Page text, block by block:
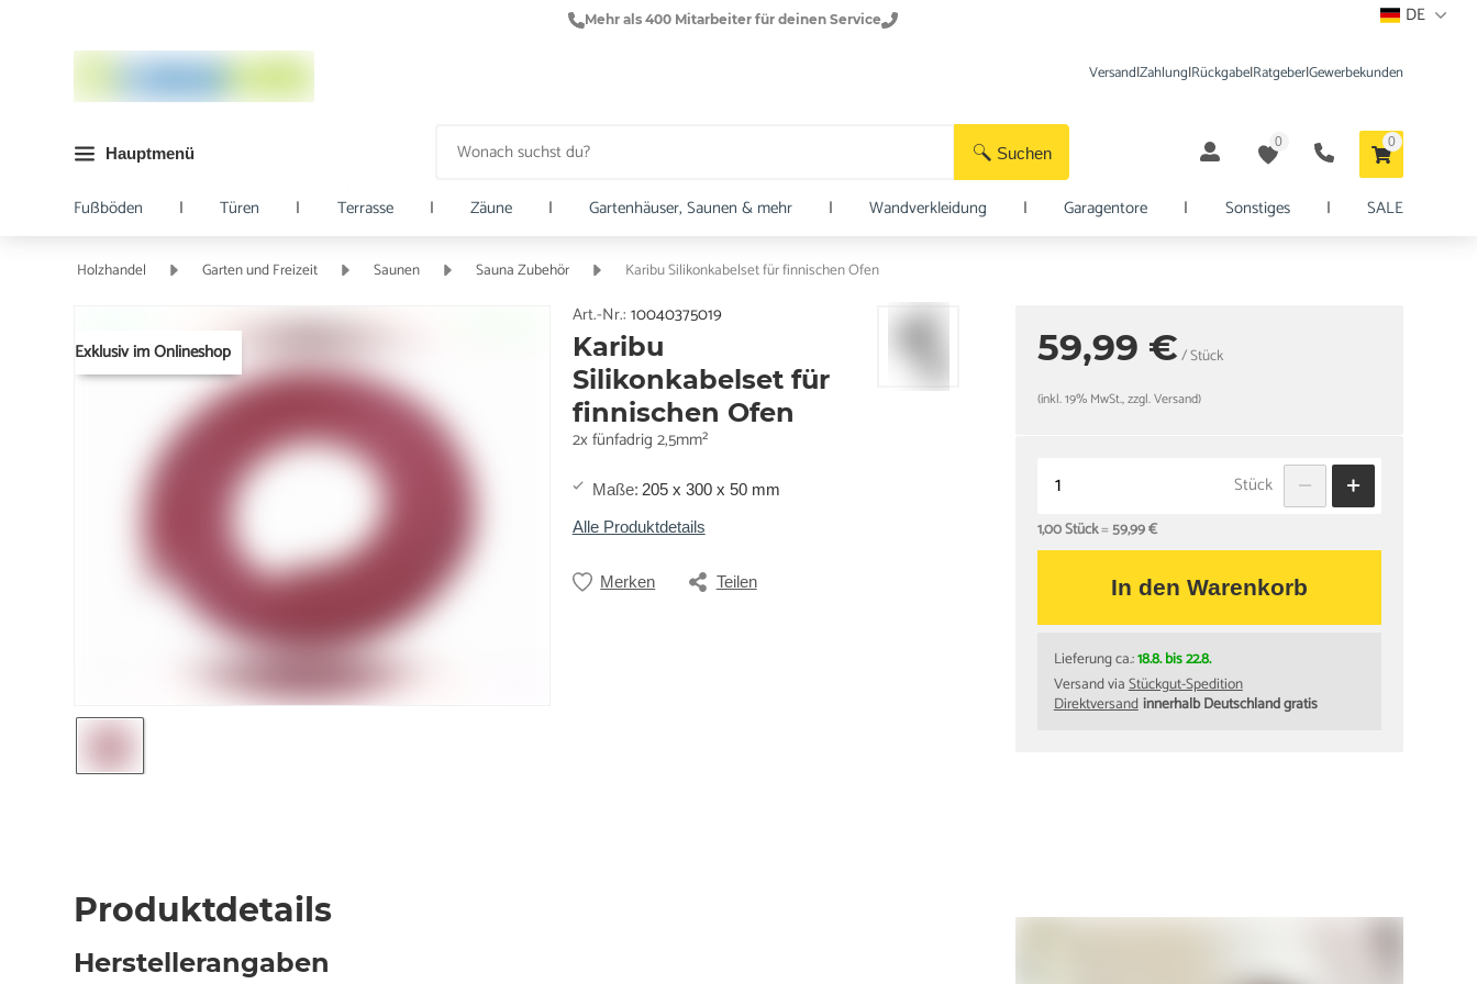
Mehr als 400 Mitarbeiter für deinen Service DE
Suchen
Versand|Zahlung|Rückgabe|Ratgeber|Gewerbekunden
Hauptmenü
0 0
Fußböden | Türen | Terrasse | Zäune | Gartenhäuser, Saunen & mehr | Wandverkleidung | Garagentore | Sonstiges | SALE
Holzhandel Garten und Freizeit Saunen Sauna Zubehör Karibu Silikonkabelset für finnischen Ofen
Exklusiv im Onlineshop
Art.-Nr.: 10040375019
Karibu
Silikonkabelset für
finnischen Ofen
2x fünfadrig 2,5mm²
Maße: 205 x 300 x 50 mm
Alle Produktdetails
Merken Teilen
59,99 €/ Stück
(inkl. 19% MwSt., zzgl. Versand)
Stück
1,00 Stück=59,99 €
In den Warenkorb
Lieferung ca.:18.8. bis 22.8.
Versand viaStückgut-Spedition
Direktversandinnerhalb Deutschland gratis
Produktdetails
Herstellerangaben